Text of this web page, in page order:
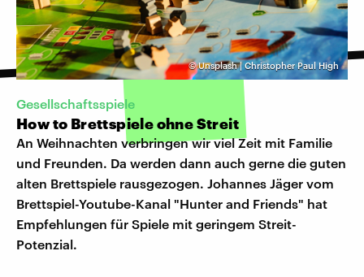
©Unsplash | Christopher Paul High
Gesellschaftsspiele
How to Brettspiele ohne Streit
An Weihnachten verbringen wir viel Zeit mit Familie
und Freunden. Da werden dann auch gerne die guten
alten Brettspiele rausgezogen. Johannes Jäger vom
Brettspiel-Youtube-Kanal "Hunter and Friends" hat
Empfehlungen für Spiele mit geringem Streit-
Potenzial.